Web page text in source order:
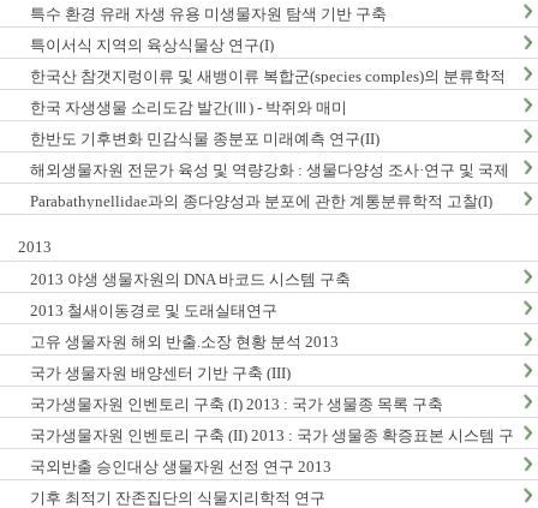
특수 환경 유래 자생 유용 미생물자원 탐색 기반 구축
특이서식 지역의 육상식물상 연구(I)
한국산 참갯지렁이류 및 새뱅이류 복합군(species comples)의 분류학적
연구
한국 자생생물 소리도감 발간(Ⅲ) - 박쥐와 매미
한반도 기후변화 민감식물 종분포 미래예측 연구(II)
해외생물자원 전문가 육성 및 역량강화 : 생물다양성 조사·연구 및 국제
협력
Parabathynellidae과의 종다양성과 분포에 관한 계통분류학적 고찰(I)
2013
2013 야생 생물자원의 DNA 바코드 시스템 구축
2013 철새이동경로 및 도래실태연구
고유 생물자원 해외 반출.소장 현황 분석 2013
국가 생물자원 배양센터 기반 구축 (III)
국가생물자원 인벤토리 구축 (I) 2013 : 국가 생물종 목록 구축
국가생물자원 인벤토리 구축 (II) 2013 : 국가 생물종 확증표본 시스템 구
축
국외반출 승인대상 생물자원 선정 연구 2013
기후 최적기 잔존집단의 식물지리학적 연구